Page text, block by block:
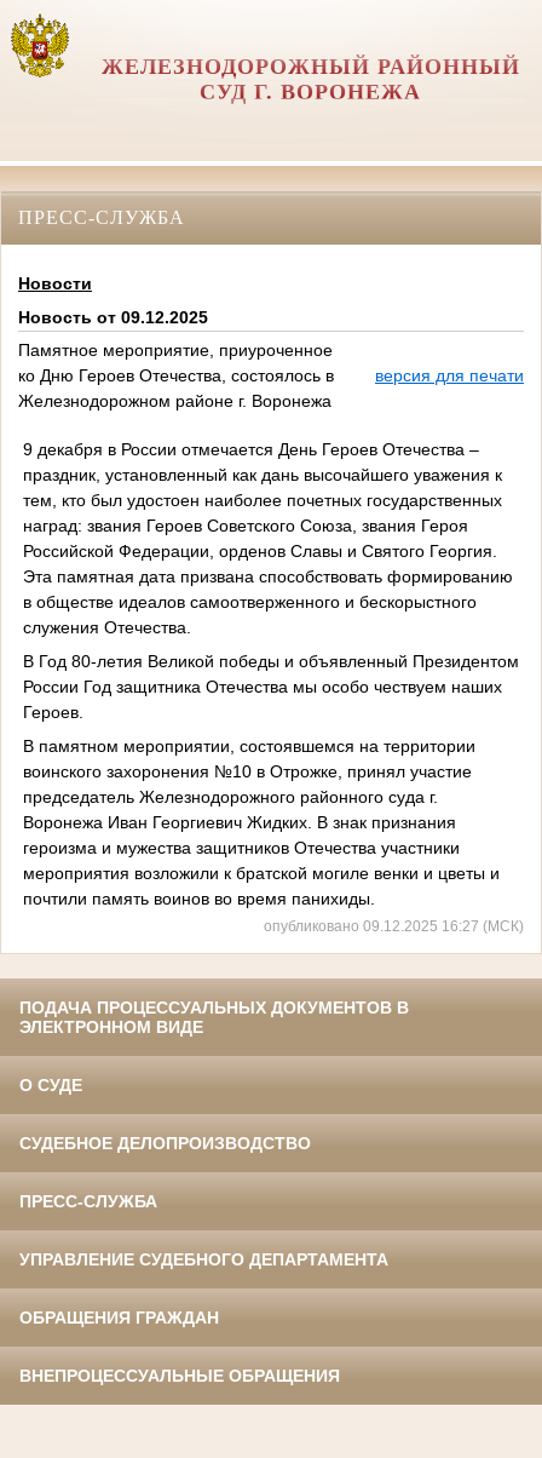
ЖЕЛЕЗНОДОРОЖНЫЙ РАЙОННЫЙ
СУД Г. ВОРОНЕЖА
ПРЕСС-СЛУЖБА
Новости
Новость от 09.12.2025
Памятное мероприятие, приуроченное
ко Дню Героев Отечества, состоялось в
Железнодорожном районе г. Воронежа
версия для печати
9 декабря в России отмечается День Героев Отечества –
праздник, установленный как дань высочайшего уважения к
тем, кто был удостоен наиболее почетных государственных
наград: звания Героев Советского Союза, звания Героя
Российской Федерации, орденов Славы и Святого Георгия.
Эта памятная дата призвана способствовать формированию
в обществе идеалов самоотверженного и бескорыстного
служения Отечества.
В Год 80-летия Великой победы и объявленный Президентом
России Год защитника Отечества мы особо чествуем наших
Героев.
В памятном мероприятии, состоявшемся на территории
воинского захоронения №10 в Отрожке, принял участие
председатель Железнодорожного районного суда г.
Воронежа Иван Георгиевич Жидких. В знак признания
героизма и мужества защитников Отечества участники
мероприятия возложили к братской могиле венки и цветы и
почтили память воинов во время панихиды.
опубликовано 09.12.2025 16:27 (МСК)
ПОДАЧА ПРОЦЕССУАЛЬНЫХ ДОКУМЕНТОВ В
ЭЛЕКТРОННОМ ВИДЕ
О СУДЕ
СУДЕБНОЕ ДЕЛОПРОИЗВОДСТВО
ПРЕСС-СЛУЖБА
УПРАВЛЕНИЕ СУДЕБНОГО ДЕПАРТАМЕНТА
ОБРАЩЕНИЯ ГРАЖДАН
ВНЕПРОЦЕССУАЛЬНЫЕ ОБРАЩЕНИЯ